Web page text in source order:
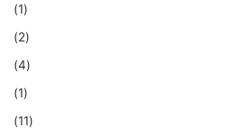
(1)
(2)
(4)
(1)
(11)